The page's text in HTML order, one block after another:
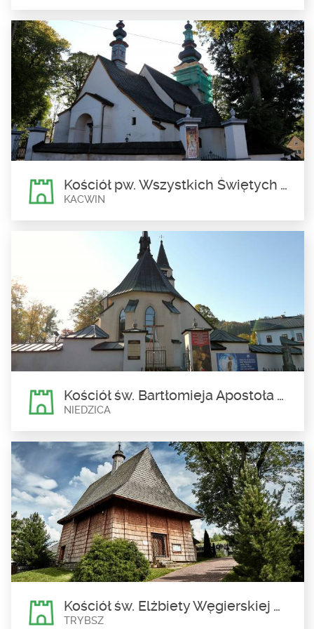
Kompleks Narciarski Kotelnica
Białczańska
Bukowina Tatrzańska
Największa na Podhalu i zarazem najlepsza stacja narciarska w
Polsce, o czym świadczy zdobycie...
Kościół pw. Wszystkich Świętych w Kacwinie
KACWIN
Kościół pw. Wszystkich
Świętych w Kacwinie
Kacwin
Kościół pw. Wszystkich Świętych w Kacwinie zaskakuje swoją
nietypową architekturą. Dach...
Kościół św. Bartłomieja Apostoła w Niedzicy
NIEDZICA
Kościół św. Bartłomieja
Apostoła w Niedzicy
Niedzica
Kościół św. Bartłomieja Apostoła w Niedzicy jest miejscem, w
którym odnaleźć możemy...
Kościół św. Elżbiety Węgierskiej w Trybszu
TRYBSZ